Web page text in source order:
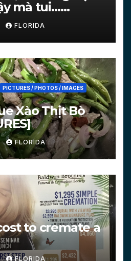
mà tui…
FLORIDA
PICTURES / PHOTOS / IMAGES
Xào Thịt Bò
FLORIDA
to cremate a
FLORIDA